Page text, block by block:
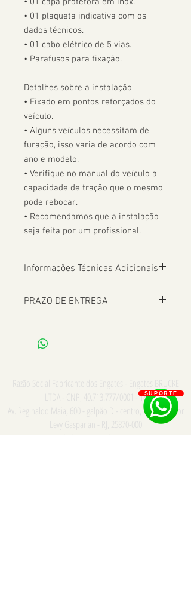
• 01 plaqueta indicativa com os
dados técnicos.
• 01 cabo elétrico de 5 vias.
• Parafusos para fixação.
Detalhes sobre a instalação
• Fixado em pontos reforçados do
veículo.
• Alguns veículos necessitam de
furação, isso varia de acordo com
ano e modelo.
• Verifique no manual do veículo a
capacidade de tração que o mesmo
pode rebocar.
• Recomendamos que a instalação
seja feita por um profissional.
Informações Técnicas Adicionais
PRAZO DE ENTREGA
Localização
Razão Social Fabricante dos Engates - Engates BRUCKE
LTDA - CNPJ
/0001 - 18
Av. Reginaldo Maia, 600 - galpão D - centro, Comendador
Levy Gasparian - RJ,
Vendedor Autorizado BRUCKE
SUPORTE